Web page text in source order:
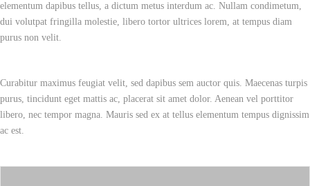
elementum dapibus tellus, a dictum metus interdum ac. Nullam condimetum,
dui volutpat fringilla molestie, libero tortor ultrices lorem, at tempus diam
purus non velit.
Curabitur maximus feugiat velit, sed dapibus sem auctor quis. Maecenas turpis
purus, tincidunt eget mattis ac, placerat sit amet dolor. Aenean vel porttitor
libero, nec tempor magna. Mauris sed ex at tellus elementum tempus dignissim
ac est.